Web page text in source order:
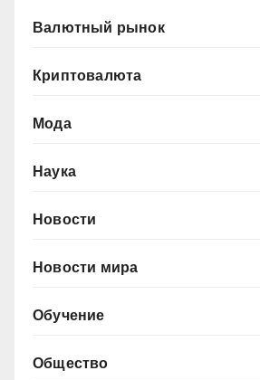
Валютный рынок
Криптовалюта
Мода
Наука
Новости
Новости мира
Обучение
Общество